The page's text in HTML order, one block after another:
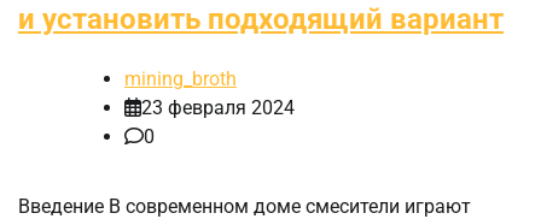
и установить подходящий вариант
mining_broth
23 февраля 2024
0
Введение В современном доме смесители играют